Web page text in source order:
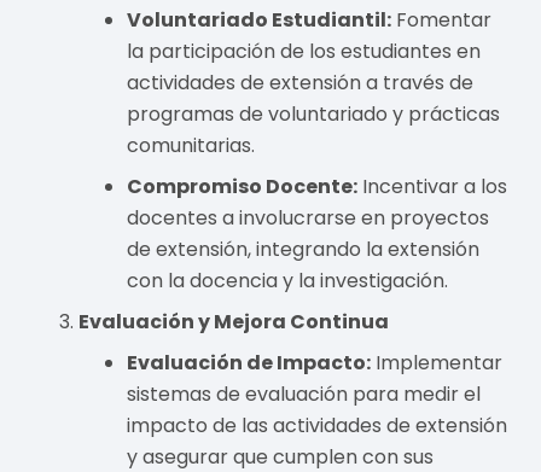
Voluntariado Estudiantil: Fomentar
la participación de los estudiantes en
actividades de extensión a través de
programas de voluntariado y prácticas
comunitarias.
Compromiso Docente: Incentivar a los
docentes a involucrarse en proyectos
de extensión, integrando la extensión
con la docencia y la investigación.
Evaluación y Mejora Continua
Evaluación de Impacto: Implementar
sistemas de evaluación para medir el
impacto de las actividades de extensión
y asegurar que cumplen con sus